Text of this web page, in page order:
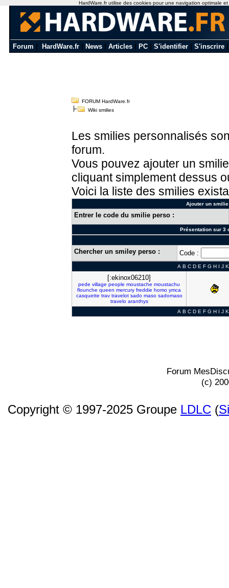
Forum HardWare.fr News Articles PC S'identifier S'inscrire
FORUM HardWare.fr
Wiki smilies
Les smilies personnalisés
forum.
Vous pouvez ajouter un
cliquant simplement dessus
Voici la liste des smilies
Ajouter un
Entrer le code du smilie perso :
Présentation sur 3
Chercher un smiley perso : Code :
A B C D E F G H I J K
[:ekinox06210]
pede village people moustache moustachu
flounche queen mercury freddie homo ymca
casquette trav travelot sado maso sadomaso
travelo aranthys
A B C D E F G H I J K
Forum
(c)
Copyright © 1997-2025 Groupe LDLC (
HardWare.fr utilise des cookies pour une navigation optimale